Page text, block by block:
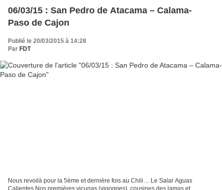
06/03/15 : San Pedro de Atacama – Calama-
Paso de Cajon
Publié le 20/03/2015 à 14:28
Par FDT
Nous revoilà pour la 5ème et dernière fois au Chili… Le Salar Aguas
Calientes Nos premières vicunas (vigognes), cousines des lamas et